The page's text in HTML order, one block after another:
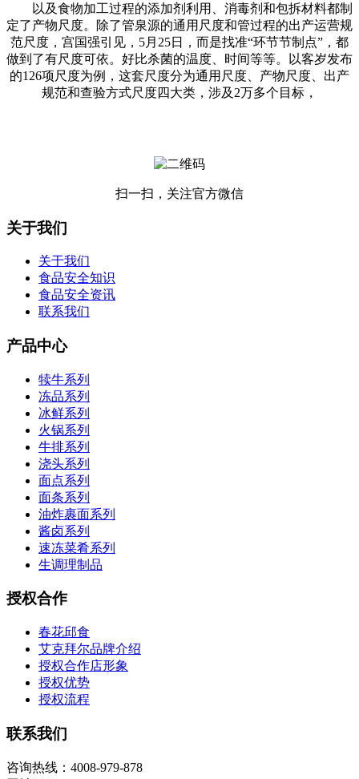
以及食物加工过程的添加剂利用、消毒剂和包拆材料都制
定了产物尺度。除了管泉源的通用尺度和管过程的出产运营规
范尺度，宫国强引见，5月25日，而是找准“环节节制点”，都
做到了有尺度可依。好比杀菌的温度、时间等等。以客岁发布
的126项尺度为例，这套尺度分为通用尺度、产物尺度、出产
规范和查验方式尺度四大类，涉及2万多个目标，
扫一扫，关注官方微信
关于我们
关于我们
食品安全知识
食品安全资讯
联系我们
产品中心
犊牛系列
冻品系列
冰鲜系列
火锅系列
牛排系列
浇头系列
面点系列
面条系列
油炸裹面系列
酱卤系列
速冻菜肴系列
生调理制品
授权合作
春花邱食
艾克拜尔品牌介绍
授权合作店形象
授权优势
授权流程
联系我们
咨询热线：4008-979-878